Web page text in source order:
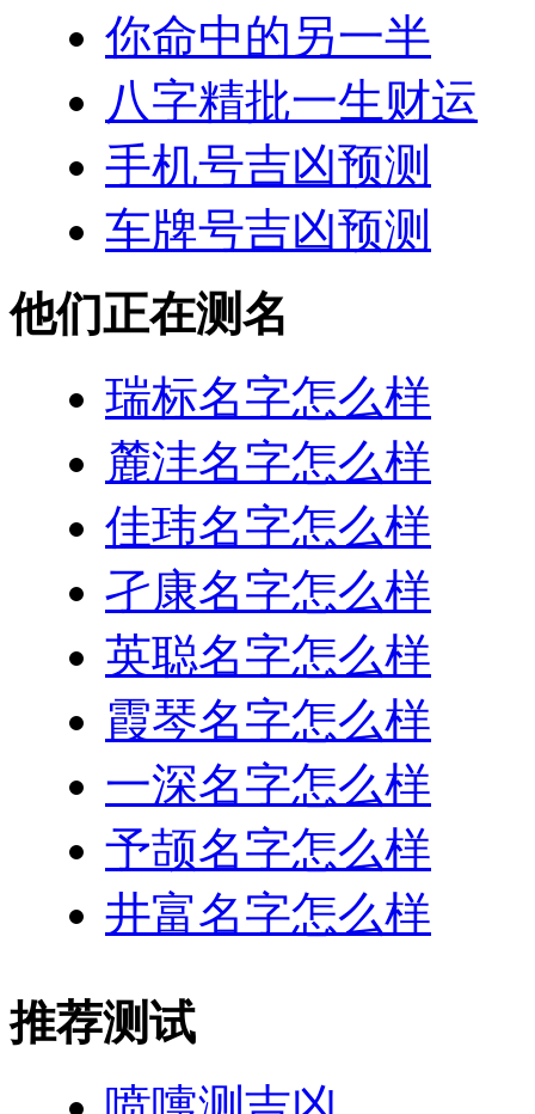
你命中的另一半
八字精批一生财运
手机号吉凶预测
车牌号吉凶预测
他们正在测名
瑞标名字怎么样
麓沣名字怎么样
佳玮名字怎么样
孑康名字怎么样
英聪名字怎么样
霞琴名字怎么样
一深名字怎么样
予颉名字怎么样
井富名字怎么样
推荐测试